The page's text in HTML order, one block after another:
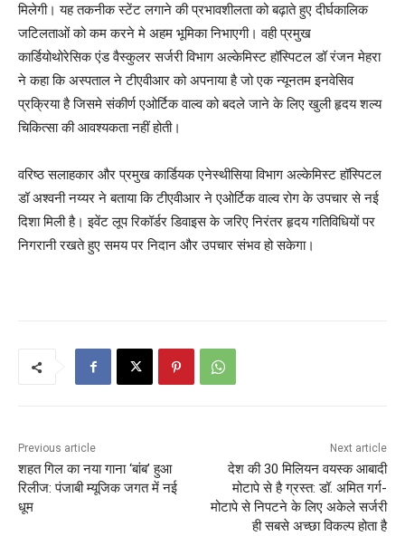
मिलेगी। यह तकनीक स्टेंट लगाने की प्रभावशीलता को बढ़ाते हुए दीर्घकालिक
जटिलताओं को कम करने मे अहम भूमिका निभाएगी। वही प्रमुख
कार्डियोथोरेसिक एंड वैस्कुलर सर्जरी विभाग अल्केमिस्ट हॉस्पिटल डॉ रंजन मेहरा
ने कहा कि अस्पताल ने टीएवीआर को अपनाया है जो एक न्यूनतम इनवेसिव
प्रक्रिया है जिसमे संकीर्ण एओर्टिक वाल्व को बदले जाने के लिए खुली हृदय शल्य
चिकित्सा की आवश्यकता नहीं होती।
वरिष्ठ सलाहकार और प्रमुख कार्डियक एनेस्थीसिया विभाग अल्केमिस्ट हॉस्पिटल
डॉ अश्वनी नय्यर ने बताया कि टीएवीआर ने एओर्टिक वाल्व रोग के उपचार से नई
दिशा मिली है। इवेंट लूप रिकॉर्डर डिवाइस के जरिए निरंतर हृदय गतिविधियों पर
निगरानी रखते हुए समय पर निदान और उपचार संभव हो सकेगा।
Previous article
शहत गिल का नया गाना ‘बांब’ हुआ
रिलीज: पंजाबी म्यूजिक जगत में नई
धूम
Next article
देश की 30 मिलियन वयस्क आबादी
मोटापे से है ग्रस्त: डॉ. अमित गर्ग-
मोटापे से निपटने के लिए अकेले सर्जरी
ही सबसे अच्छा विकल्प होता है